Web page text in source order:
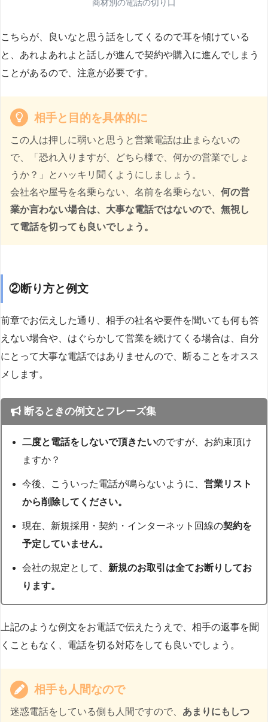
商材別の電話の切り口
こちらが、良いなと思う話をしてくるので耳を傾けている
と、あれよあれよと話しが進んで契約や購入に進んでしまう
ことがあるので、注意が必要です。
相手と目的を具体的に
この人は押しに弱いと思うと営業電話は止まらないの
で、「恐れ入りますが、どちら様で、何かの営業でしょ
うか？」とハッキリ聞くようにしましょう。
会社名や屋号を名乗らない、名前を名乗らない、 何の営
業か言わない場合は、大事な電話ではないので、無視し
て電話を切っても良いでしょう。
②断り方と例文
前章でお伝えした通り、相手の社名や要件を聞いても何も答
えない場合や、はぐらかして営業を続けてくる場合は、自分
にとって大事な電話ではありませんので、断ることをオスス
メします。
断るときの例文とフレーズ集
二度と電話をしないで頂きたいのですが、お約束頂け
ますか？
今後、こういった電話が鳴らないように、営業リスト
から削除してください。
現在、新規採用・契約・インターネット回線の契約を
予定していません。
会社の規定として、 新規のお取引は全てお断りしてお
ります。
上記のような例文をお電話で伝えたうえで、相手の返事を聞
くこともなく、電話を切る対応をしても良いでしょう。
相手も人間なので
迷惑電話をしている側も人間ですので、 あまりにもしつ